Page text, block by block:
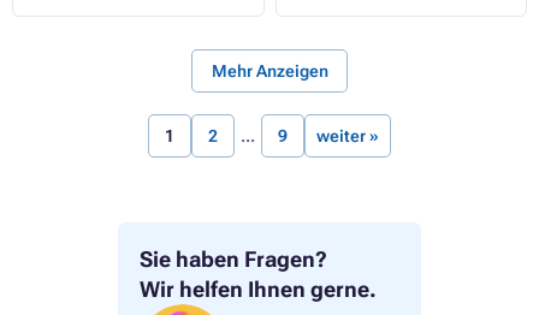
Sie haben Fragen?
Wir helfen Ihnen gerne.
Mehr Anzeigen
1 2 9 weiter »